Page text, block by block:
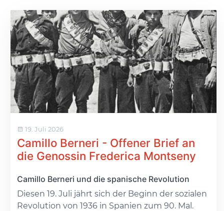
19. Juli 2026
Camillo Berneri - Offener Brief an
die Genossin Frederica Montseny
Camillo Berneri und die spanische Revolution
Diesen 19. Juli jährt sich der Beginn der sozialen
Revolution von 1936 in Spanien zum 90. Mal.